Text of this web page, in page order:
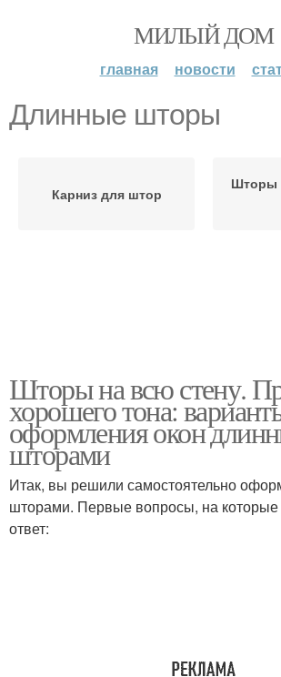
МИЛЫЙ ДОМ
главная новости
Длинные шторы
Карниз для штор
Шторы
Шторы на всю стену.
хорошего тона:
оформления окон
шторами
Итак, вы решили самостоятельно
шторами. Первые вопросы, на которые
ответ: